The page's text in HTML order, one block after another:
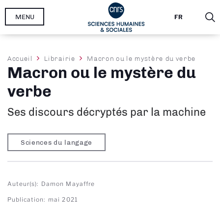
Aller
FR
MENU
Fil
d'Ariane
Accueil Librairie Macron ou le mystère du verbe
Macron ou le mystère du
verbe
Ses discours décryptés par la machine
Sciences du langage
Auteur(s) Damon Mayaffre
Publication mai 2021